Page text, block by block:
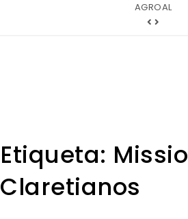
AGROAL
Tintas 2000
Etiqueta:
Claretianos